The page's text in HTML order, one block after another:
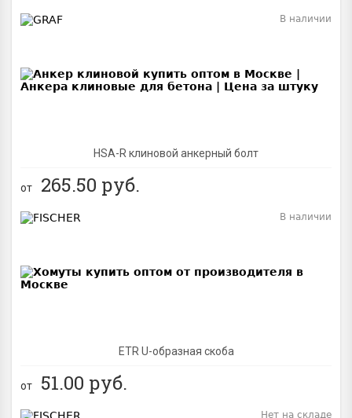
HSA-R клиновой анкерный болт
В наличии
от 265.50 руб.
ETR U-образная скоба
В наличии
от 51.00 руб.
Нет на складе